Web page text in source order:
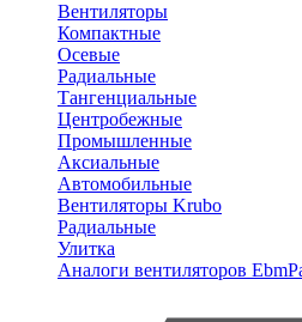
Вентиляторы
Компактные
Осевые
Радиальные
Тангенциальные
Центробежные
Промышленные
Аксиальные
Автомобильные
Вентиляторы Krubo
Радиальные
Улитка
Аналоги вентиляторов